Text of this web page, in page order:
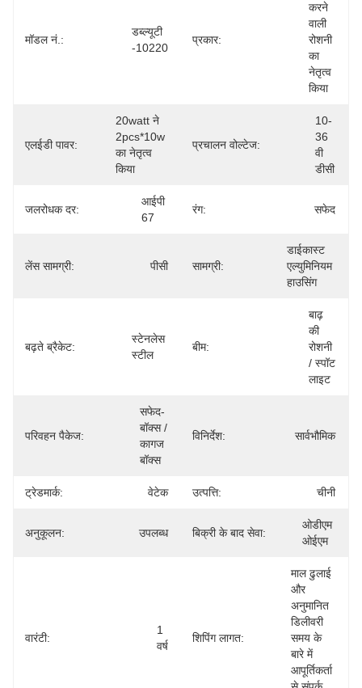
मॉडल नं.:
डब्ल्यूटी
-10220
प्रकार:
करने
वाली
रोशनी
का
नेतृत्व
किया
एलईडी पावर:
20watt ने
2pcs*10w
का नेतृत्व
किया
प्रचालन वोल्टेज:
10-
36
वी
डीसी
जलरोधक दर:
आईपी
67
रंग: सफेद
लेंस सामग्री: पीसी सामग्री:
डाईकास्ट
एल्युमिनियम
हाउसिंग
बढ़ते ब्रैकेट:
स्टेनलेस
स्टील
बीम:
बाढ़
की
रोशनी
/ स्पॉट
लाइट
परिवहन पैकेज:
सफेद-
बॉक्स /
कागज
बॉक्स
विनिर्देश: सार्वभौमिक
ट्रेडमार्क: वेटेक उत्पत्ति: चीनी
अनुकूलन: उपलब्ध बिक्री के बाद सेवा:
ओडीएम
ओईएम
वारंटी:
1
वर्ष
शिपिंग लागत:
माल ढुलाई
और
अनुमानित
डिलीवरी
समय के
बारे में
आपूर्तिकर्ता